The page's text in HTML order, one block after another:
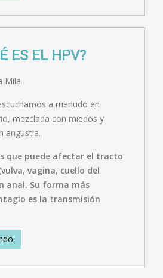
ES EL HPV?
Mila
a menudo en
mezclada con miedos y
angustia.
que puede afectar el tracto
vagina, cuello del
anal. Su forma más
es la transmisión